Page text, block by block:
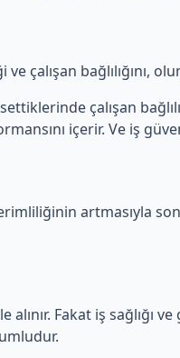
çalışan bağlılığını,
çalışan
içerir. Ve iş
artmasıyla
Fakat iş sağlığı